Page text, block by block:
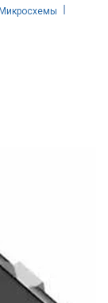
Микросхемы